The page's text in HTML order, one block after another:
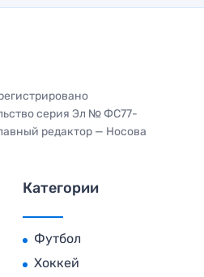
серия Эл № ФС77-
редактор — Носова
Категории
Футбол
Хоккей